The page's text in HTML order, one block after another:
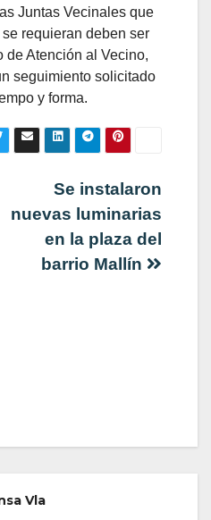
Juntas Vecinales que
requieran deben ser
de Atención al Vecino,
seguimiento solicitado
y forma.
Se instalaron
nuevas luminarias
en la plaza del
barrio Mallín
Vla